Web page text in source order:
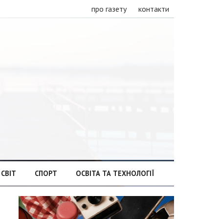
про газету контакти
СВІТ СПОРТ ОСВІТА ТА ТЕХНОЛОГІЇ